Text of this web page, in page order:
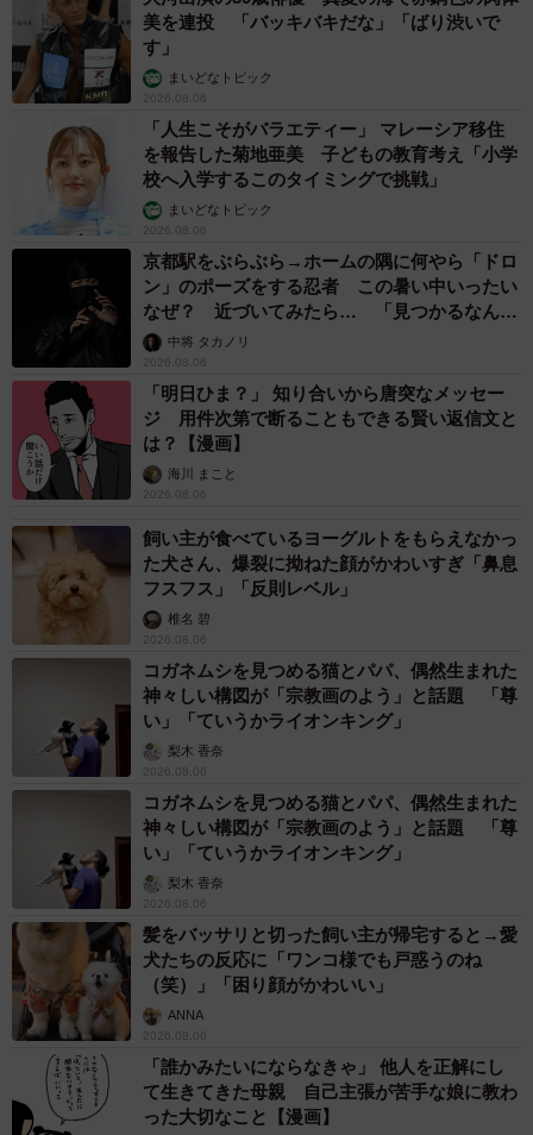
美を連投 「バッキバキだな」「ばり渋いで
す」
まいどなトピック
2026.08.06
「人生こそがバラエティー」 マレーシア移住
を報告した菊地亜美 子どもの教育考え「小学
校へ入学するこのタイミングで挑戦」
まいどなトピック
2026.08.06
京都駅をぶらぶら→ホームの隅に何やら「ドロ
ン」のポーズをする忍者 この暑い中いったい
なぜ？ 近づいてみたら… 「見つかるなんて
未熟」中将 タカノリ
2026.08.06
「明日ひま？」 知り合いから唐突なメッセー
ジ 用件次第で断ることもできる賢い返信文と
は？【漫画】
海川 まこと
2026.08.06
飼い主が食べているヨーグルトをもらえなかっ
た犬さん、爆裂に拗ねた顔がかわいすぎ「鼻息
フスフス」「反則レベル」
椎名 碧
2026.08.06
コガネムシを見つめる猫とパパ、偶然生まれた
神々しい構図が「宗教画のよう」と話題 「尊
い」「ていうかライオンキング」
梨木 香奈
2026.08.06
コガネムシを見つめる猫とパパ、偶然生まれた
神々しい構図が「宗教画のよう」と話題 「尊
い」「ていうかライオンキング」
梨木 香奈
2026.08.06
髪をバッサリと切った飼い主が帰宅すると→愛
犬たちの反応に「ワンコ様でも戸惑うのね
（笑）」「困り顔がかわいい」
ANNA
2026.08.06
「誰かみたいにならなきゃ」 他人を正解にし
て生きてきた母親 自己主張が苦手な娘に教わ
った大切なこと【漫画】